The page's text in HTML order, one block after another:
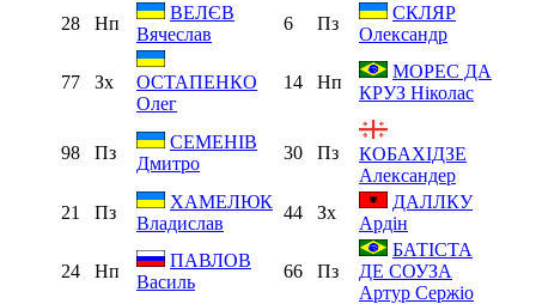
28
Нп
ВЕЛЄВ
Вячеслав
6 Пз
СКЛЯР
Олександр
77 Зх
ОСТАПЕНКО
Олег
14 Нп
МОРЕС ДА
КРУЗ Ніколас
98 Пз
СЕМЕНІВ
Дмитро
30 Пз
КОБАХІДЗЕ
Александер
21
Пз
ХАМЕЛЮК
Владислав
44 Зх
ДАЛЛКУ
Ардін
24 Нп
ПАВЛОВ
Василь
66 Пз
БАТІСТА
ДЕ СОУЗА
Артур Сержіо